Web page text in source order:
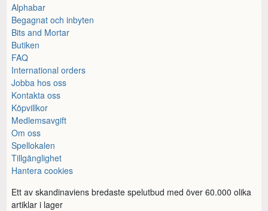
Alphabar
Begagnat och inbyten
Bits and Mortar
Butiken
FAQ
International orders
Jobba hos oss
Kontakta oss
Köpvillkor
Medlemsavgift
Om oss
Spellokalen
Tillgänglighet
Hantera cookies
Ett av skandinaviens bredaste spelutbud med över 60.000 olika
artiklar i lager